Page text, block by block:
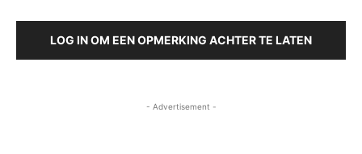
LOG IN OM EEN OPMERKING ACHTER TE LATEN
- Advertisement -